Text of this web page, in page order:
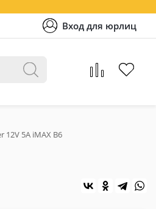
Вход для юрлиц
12V 5A iMAX В6